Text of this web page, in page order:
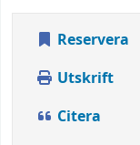
Reservera
Utskrift
Citera